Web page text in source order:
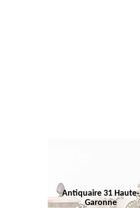
Antiquaire 31 Haute-
Garonne